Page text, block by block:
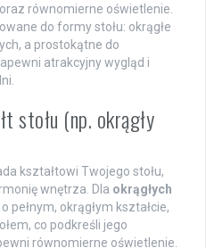
równomierne oświetlenie.
do formy stołu: okrągłe
a prostokątne do
atrakcyjny wygląd i
stołu (np. okrągły
kształtowi Twojego stołu,
wnętrza. Dla okrągłych
pełnym, okrągłym kształcie,
co podkreśli jego
równomierne oświetlenie.